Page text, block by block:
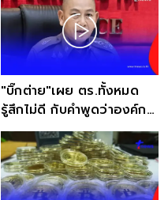
"บิ๊กต่าย"เผย ตร.ทั้งหมด
รู้สึกไม่ดี กับคำพูดว่าองค์กร
อาชญากรรม